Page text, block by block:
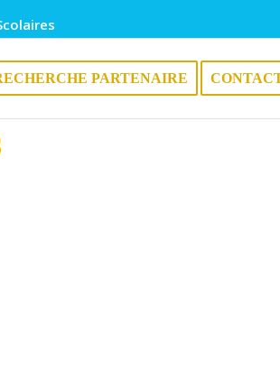
PARTENAIRE